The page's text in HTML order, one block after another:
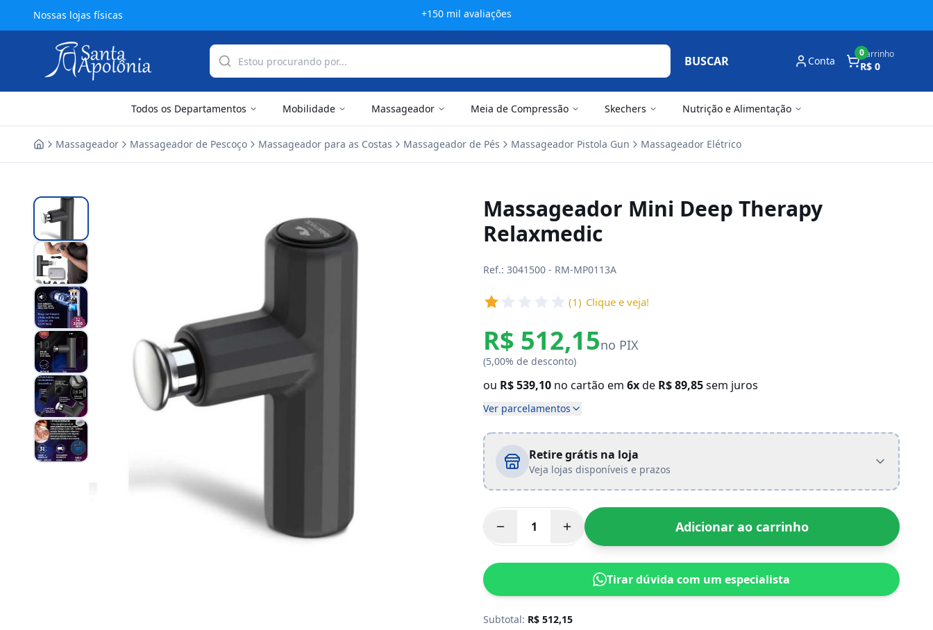
Nossas lojas físicas +150 mil avaliações
BUSCAR Conta
Carrinho
R$ 0
0
Todos os Departamentos Mobilidade Massageador Meia de Compressão Skechers Nutrição e Alimentação
Massageador Massageador de Pescoço Massageador para as Costas Massageador de Pés Massageador Pistola Gun Massageador Elétrico
Massageador Mini Deep Therapy
Relaxmedic
Ref.: 3041500 - RM-MP0113A
(1) Clique e veja!
R$ 512,15no PIX
(5,00% de desconto)
ou R$ 539,10 no cartão em 6xde R$ 89,85sem juros
Ver parcelamentos
Retire grátis na loja
Veja lojas disponíveis e prazos
Adicionar ao carrinho
Tirar dúvida com um especialista
Subtotal: R$ 512,15